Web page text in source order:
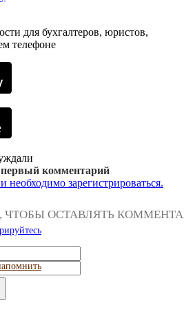
для бухгалтеров, юристов,
телефоне
комментарий
необходимо зарегистрироваться.
ЧТОБЫ ОСТАВЛЯТЬ